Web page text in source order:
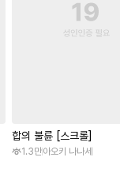
합의 불륜 [스크롤]
1.3만아오키 나나세